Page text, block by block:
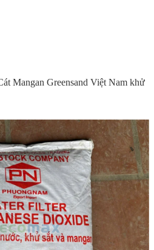
đình
kiềm công nghiệp
kiềm gia đình
nghiệp
Mangan Greensand Việt Nam khử